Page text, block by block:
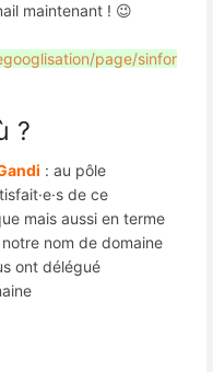
maintenant ! 😉
page/sinfor
?
: au pôle
de ce
mais aussi en terme
nom de domaine
ont délégué